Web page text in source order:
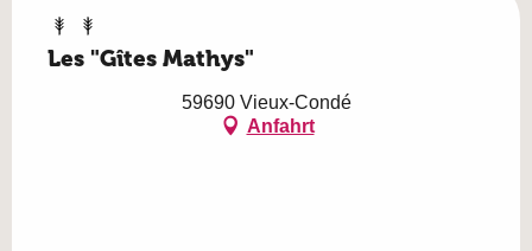
Les "Gîtes Mathys"
59690 Vieux-Condé
Anfahrt